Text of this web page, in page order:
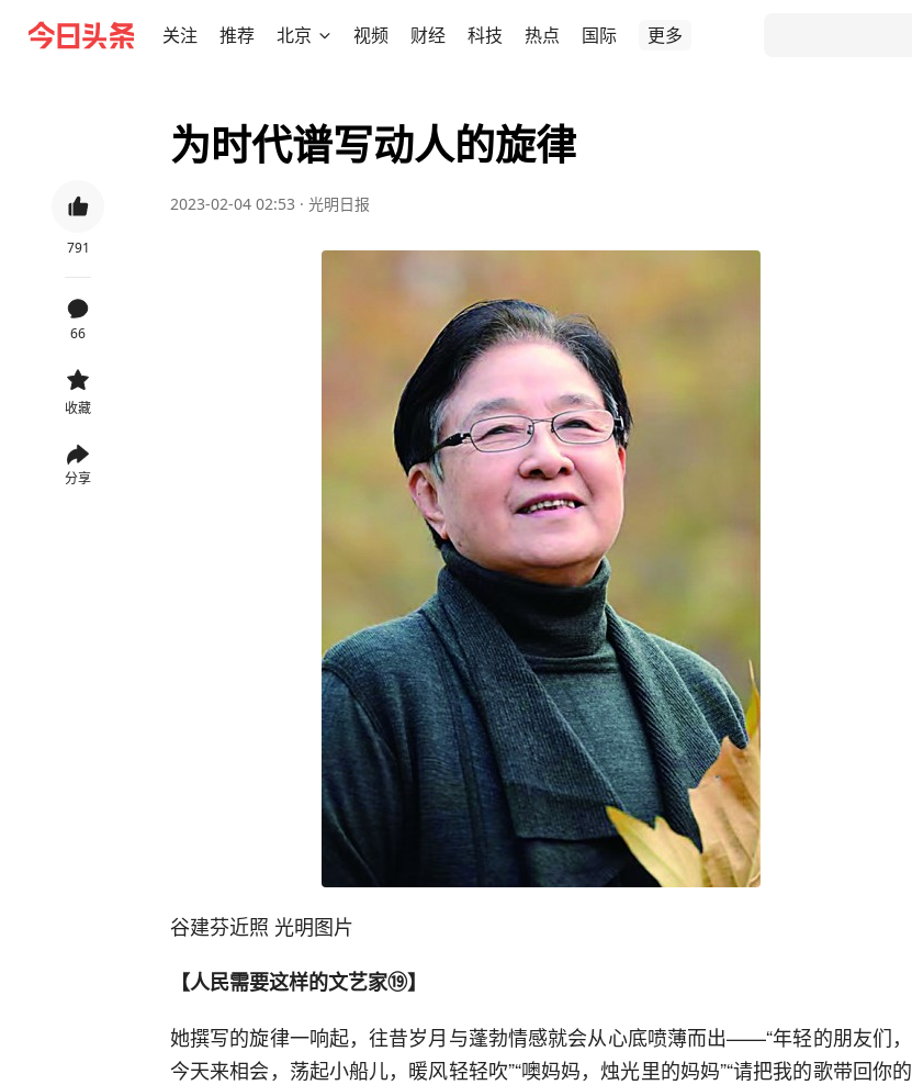
关注 推荐 北京 视频 财经 科技 热点 国际 更多
791
66
收藏
分享
为时代谱写动人的旋律
2023-02-04 02:53 · 光明日报
谷建芬近照 光明图片
【人民需要这样的文艺家⑲】
她撰写的旋律一响起，往昔岁月与蓬勃情感就会从心底喷薄而出——“年轻的朋友们，
今天来相会，荡起小船儿，暖风轻轻吹”“噢妈妈，烛光里的妈妈”“请把我的歌带回你的